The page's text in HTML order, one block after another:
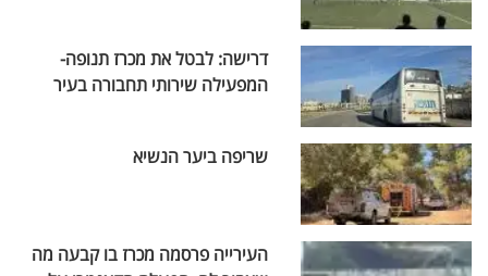
דרישה: לבטל את מכרז תנופה-
המפעילה שירותי תחבורה בעיר
שריפה ביער הנשיא
העירייה פרסמה מכרז בו קבעה מה